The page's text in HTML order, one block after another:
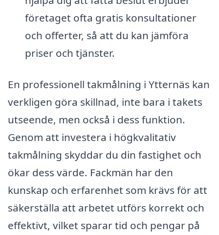
företaget ofta gratis konsultationer
och offerter, så att du kan jämföra
priser och tjänster.
En professionell takmålning i Ytternäs kan
verkligen göra skillnad, inte bara i takets
utseende, men också i dess funktion.
Genom att investera i högkvalitativ
takmålning skyddar du din fastighet och
ökar dess värde. Fackmän har den
kunskap och erfarenhet som krävs för att
säkerställa att arbetet utförs korrekt och
effektivt, vilket sparar tid och pengar på